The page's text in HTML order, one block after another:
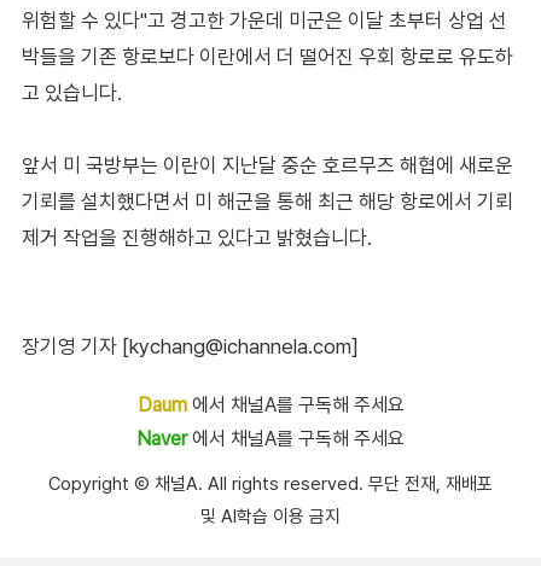
위험할 수 있다"고 경고한 가운데 미군은 이달 초부터 상업 선
박들을 기존 항로보다 이란에서 더 떨어진 우회 항로로 유도하
고 있습니다.
앞서 미 국방부는 이란이 지난달 중순 호르무즈 해협에 새로운
기뢰를 설치했다면서 미 해군을 통해 최근 해당 항로에서 기뢰
제거 작업을 진행해하고 있다고 밝혔습니다.
장기영 기자 [kychang@ichannela.com]
Daum에서 채널A를 구독해 주세요
Naver에서 채널A를 구독해 주세요
Copyright Ⓒ 채널A. All rights reserved. 무단 전재, 재배포
및 AI학습 이용 금지